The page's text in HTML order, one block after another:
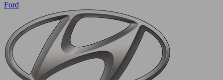
Ford